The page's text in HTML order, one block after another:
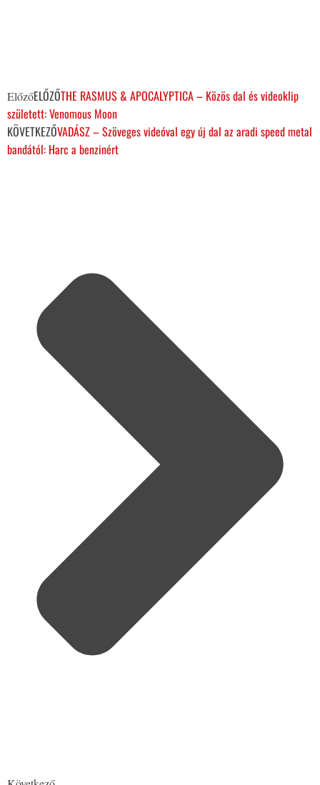
ElőzőELŐZŐTHE RASMUS & APOCALYPTICA – Közös dal és videoklip
született: Venomous Moon
KÖVETKEZŐVADÁSZ – Szöveges videóval egy új dal az aradi speed metal
bandától: Harc a benzinért